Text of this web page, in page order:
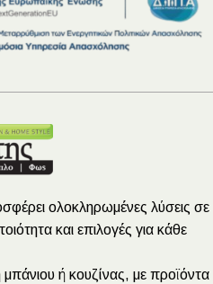
ολοκληρωμένες λύσεις σε
και επιλογές για κάθε
μπάνιου ή κουζίνας, με προϊόντα